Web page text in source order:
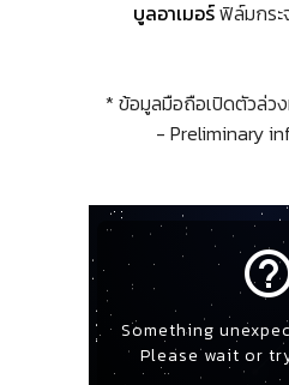
บูลอาเมอร์ฟิล์มกร
* ข้อมูลมือถือเปิดตัวล่ว
- Preliminary
Something
Please wait or